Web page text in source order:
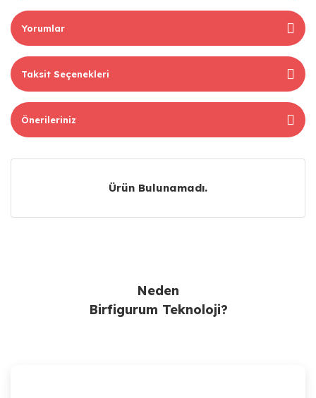
Yorumlar
Taksit Seçenekleri
Önerileriniz
Ürün Bulunamadı.
Neden
Birfigurum Teknoloji?